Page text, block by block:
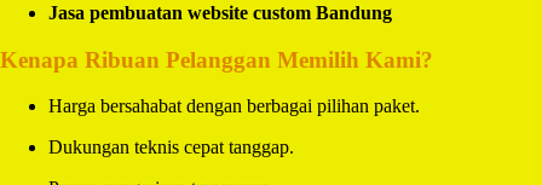
Jasa pembuatan website custom Bandung
Kenapa Ribuan Pelanggan Memilih Kami?
Harga bersahabat dengan berbagai pilihan paket.
Dukungan teknis cepat tanggap.